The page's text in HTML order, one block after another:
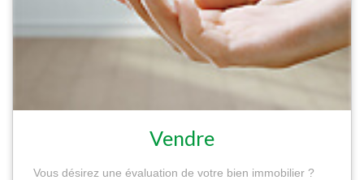
Vendre
Vous désirez une évaluation de votre bien immobilier ?